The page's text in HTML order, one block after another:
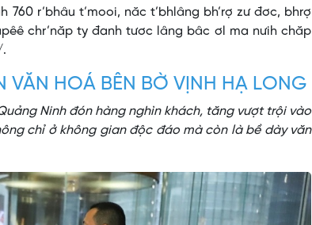
r’bhâu t’mooi, năc t’bhlâng bh’rợ zư đơc, bhrợ
chr’năp ty đanh tươc lâng bâc ơl ma nưih chăp
HOÁ BÊN BỜ VỊNH HẠ LONG
Ninh đón hàng nghìn khách, tăng vượt trội vào
chỉ ở không gian độc đáo mà còn là bề dày văn